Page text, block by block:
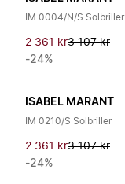
IM 0004/N/S Solbriller
2 361 kr3 107 kr
-24%
ISABEL MARANT
IM 0210/S Solbriller
2 361 kr3 107 kr
-24%